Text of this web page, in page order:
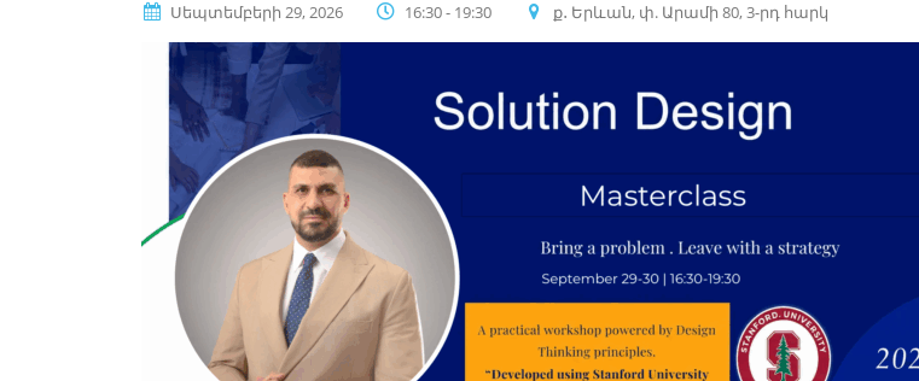
Սեպտեմբերի 29, 2026 16:30 - 19:30 ք․ Երևան, փ. Արամի 80, 3-րդ հարկ